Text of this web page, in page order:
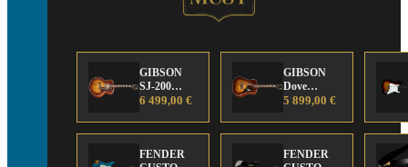
GIBSON
SJ-200
Anniversary
Edition
6 499,00 €
GIBSON
Dove
Anniversary
Edition
5 899,00 €
FENDER
FENDER